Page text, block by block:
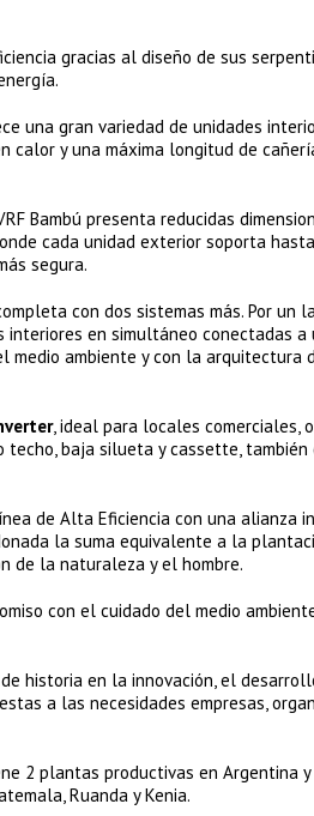
gracias al diseño de sus
una gran variedad de unidades
calor y una máxima longitud de
Bambú presenta reducidas
cada unidad exterior soporta
segura.
con dos sistemas más. Por un
en simultáneo conectadas
ambiente y con la arquitectura
, ideal para locales comerciales,
baja silueta y cassette,
de Alta Eficiencia con una alianza
la suma equivalente a la
de la naturaleza y el hombre.
con el cuidado del medio
historia en la innovación, el
a las necesidades empresas,
2 plantas productivas en Argentina
Ruanda y Kenia.